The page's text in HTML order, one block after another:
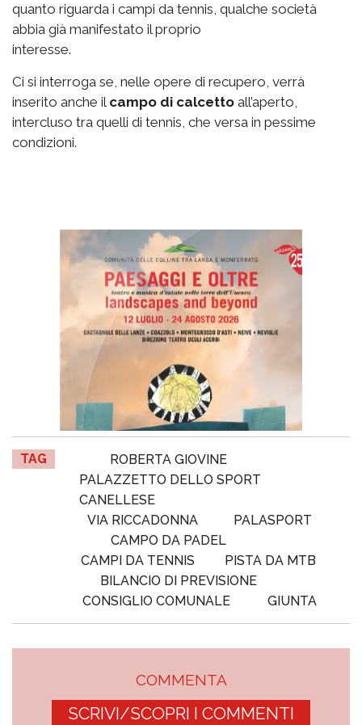
quanto riguarda i campi da tennis, qualche società
abbia già manifestato il proprio
interesse.
Ci si interroga se, nelle opere di recupero, verrà
inserito anche il campo di calcetto all’aperto,
intercluso tra quelli di tennis, che versa in pessime
condizioni.
TAG
ROBERTA GIOVINE
PALAZZETTO DELLO SPORT
CANELLESE
VIA RICCADONNA
PALASPORT
CAMPO DA PADEL
CAMPI DA TENNIS
PISTA DA MTB
BILANCIO DI PREVISIONE
CONSIGLIO COMUNALE
GIUNTA
COMMENTA
SCRIVI/SCOPRI I COMMENTI